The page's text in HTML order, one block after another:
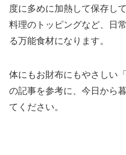
度に多めに加熱して保存し
料理のトッピングなど、日
る万能食材になります。
体にもお財布にもやさしい
の記事を参考に、今日から
てください。